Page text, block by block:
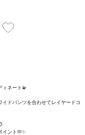
ィネート💫
ドパンツを合わせてレイヤードコ
イント🫶✨